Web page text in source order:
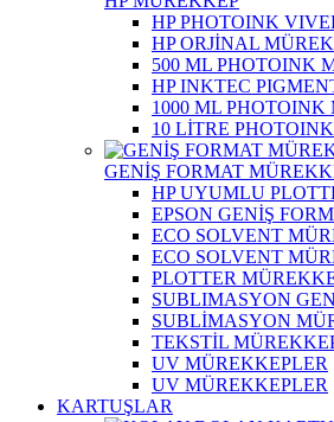
HP PHOTOINK
HP ORJİNAL
500 ML PHOTOINK
HP INKTEC
1000 ML PHOTOINK
10 LİTRE
GENİŞ FORMAT
HP UYUMLU
EPSON GENİŞ
ECO SOLVENT
ECO SOLVENT
PLOTTER
SUBLIMASYON
SUBLİMASYON
TEKSTİL
UV MÜREKKEPLER
UV MÜREKKEPLER
KARTUŞLAR